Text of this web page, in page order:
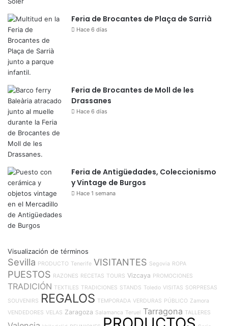
Feria de Brocantes de Plaça de Sarrià
Hace 6 días
Feria de Brocantes de Moll de les
Drassanes
Hace 6 días
Feria de Antigüedades, Coleccionismo
y Vintage de Burgos
Hace 1 semana
Visualización de términos
Sevilla PRODUCTO Tenerife VISITANTES Segovia ROPA
PUESTOS RAZONES RECETAS TOURS Vizcaya PROMOCIONES
TRADICIÓN TEXTILES TRADICIONES STANDS Toledo VISITAS SORPRESAS
SOUVENIRS REGALOS TEMPORADA VERDURAS PÚBLICO Zamora
VENDEDORES VELAS Zaragoza Salamanca Teruel Tarragona TALLERES